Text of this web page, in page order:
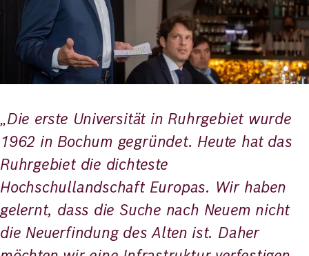
„Die erste Universität in Ruhrgebiet wurde
1962 in Bochum gegründet. Heute hat das
Ruhrgebiet die dichteste
Hochschullandschaft Europas. Wir haben
gelernt, dass die Suche nach Neuem nicht
die Neuerfindung des Alten ist. Daher